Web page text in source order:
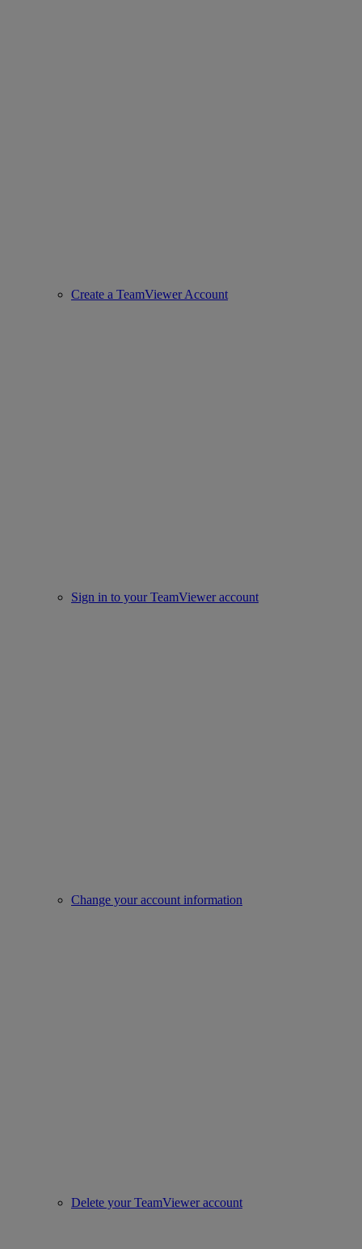
Create a TeamViewer Account
Sign in to your TeamViewer account
Change your account information
Delete your TeamViewer account